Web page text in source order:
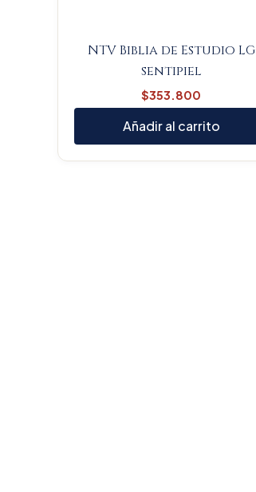
NTV Biblia de Estudio LG
sentipiel
$353.800
Añadir al carrito